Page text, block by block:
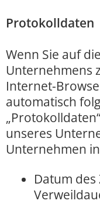
Protokolldaten
Wenn Sie auf
Unternehmens
Internet-
automatisch
unseres
Unternehmen
Datum